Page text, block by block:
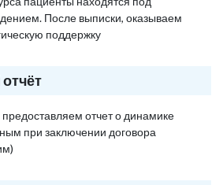
После выписки, оказываем
поддержку
отчет о динамике
при заключении договора